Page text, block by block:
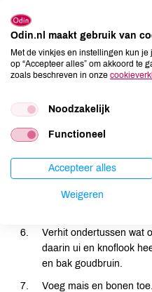
Bereiding
Verwarm de oven voor
1-2 cm groot.
Snij de paprika in niet
Meng bataat en paprika
olijfolie, komijnpoeder,
Spreid uit op bakpapier
Verhit ondertussen wat
daarin ui en knoflook
en bak goudbruin.
Voeg mais en bonen toe.
Odin.nl maakt gebruik van
Met de vinkjes en instellingen kun
op “Accepteer alles” om akkoord te
zoals beschreven in onze
Noodzakelijk
Functioneel
Accepteer alles
Weigeren